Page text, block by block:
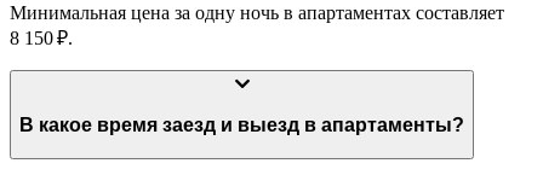
Минимальная цена за одну ночь в апартаментах составляет
8 150 ₽.
В какое время заезд и выезд в апартаменты?